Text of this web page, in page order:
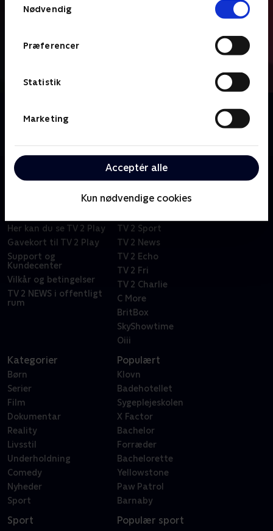
Nødvendig
Præferencer
Statistik
Marketing
Acceptér alle
Kun nødvendige cookies
Se 19 News og første del af Go' aften Live
Her kan du se TV 2 Play
Gavekort til TV 2 Play
Support og
Kundecenter
Vilkår og betingelser
TV 2 NEWS i offentligt
rum
Kanaler
TV 2 Sport
TV 2 News
TV 2 Echo
TV 2 Fri
TV 2 Charlie
C More
BritBox
SkyShowtime
Oiii
Kategorier
Børn
Serier
Film
Dokumentar
Reality
Livsstil
Underholdning
Comedy
Nyheder
Sport
Populært
Klovn
Badehotellet
Sygeplejeskolen
X Factor
Bachelor
Forræder
Bachelorette
Yellowstone
Paw Patrol
Barnaby
Sport Populær sport